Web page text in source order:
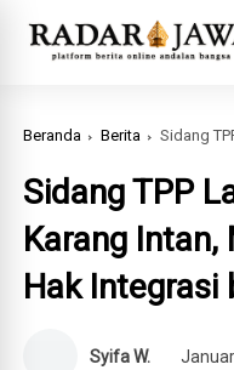
Beranda Berita Sidang TPP Lapas
Sidang TPP
Karang Intan,
Hak Integrasi
Syifa W.